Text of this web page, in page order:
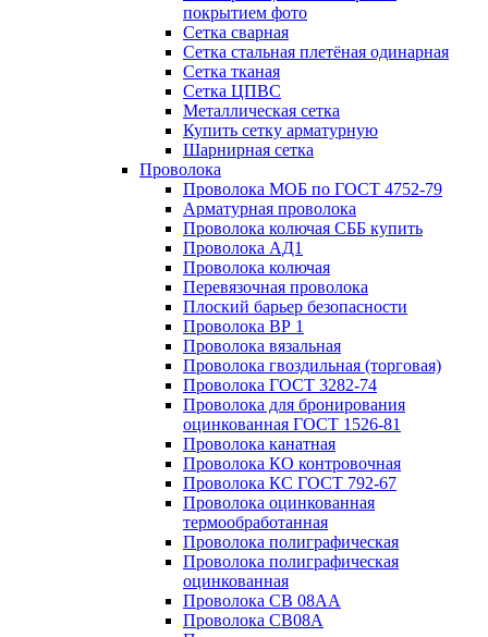
покрытием фото
Сетка сварная
Сетка стальная плетёная одинарная
Сетка тканая
Сетка ЦПВС
Металлическая сетка
Купить сетку арматурную
Шарнирная сетка
Проволока
Проволока МОБ по ГОСТ 4752-79
Арматурная проволока
Проволока колючая СББ купить
Проволока АД1
Проволока колючая
Перевязочная проволока
Плоский барьер безопасности
Проволока ВР 1
Проволока вязальная
Проволока гвоздильная (торговая)
Проволока ГОСТ 3282-74
Проволока для бронирования
оцинкованная ГОСТ 1526-81
Проволока канатная
Проволока КО контровочная
Проволока КС ГОСТ 792-67
Проволока оцинкованная
термообработанная
Проволока полиграфическая
Проволока полиграфическая
оцинкованная
Проволока СВ 08АА
Проволока СВ08А